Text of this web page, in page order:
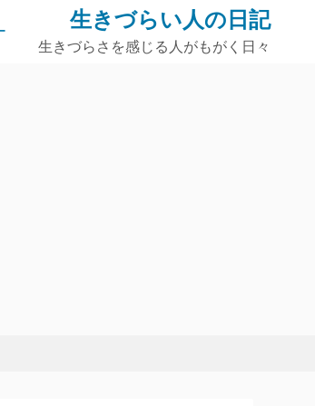
生きづらい人の日記
生きづらさを感じる人がもがく日々